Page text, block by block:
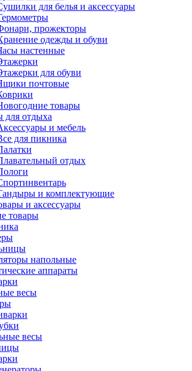
для белья и аксессуары
прожекторы
одежды и обуви
настенные
для обуви
почтовые
товары
для отдыха
и мебель
для пикника
отдых
и комплектующие
и аксессуары
товары
напольные
аппараты
весы
весы